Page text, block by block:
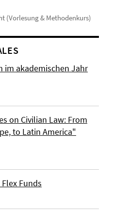
(Vorlesung & Methodenkurs)
im akademischen Jahr
on Civilian Law: From
to Latin America"
Funds